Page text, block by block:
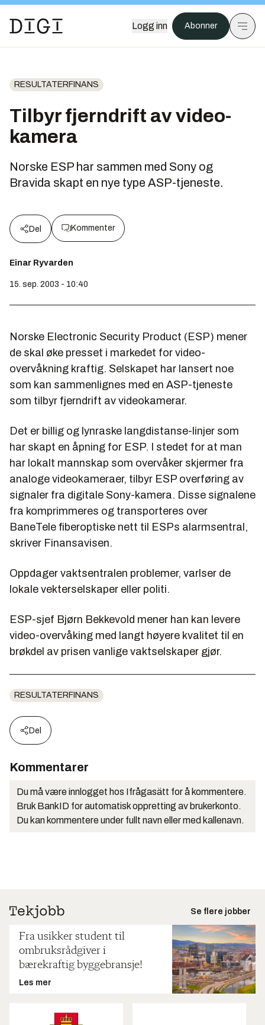
Logg inn Abonner
RESULTATERFINANS
Tilbyr fjerndrift av video-
kamera
Norske ESP har sammen med Sony og
Bravida skapt en nye type ASP-tjeneste.
Del Kommenter
Einar Ryvarden
15. sep. 2003 - 10:40
Norske Electronic Security Product (ESP) mener
de skal øke presset i markedet for video-
overvåkning kraftig. Selskapet har lansert noe
som kan sammenlignes med en ASP-tjeneste
som tilbyr fjerndrift av videokamerar.
Det er billig og lynraske langdistanse-linjer som
har skapt en åpning for ESP. I stedet for at man
har lokalt mannskap som overvåker skjermer fra
analoge videokameraer, tilbyr ESP overføring av
signaler fra digitale Sony-kamera. Disse signalene
fra komprimmeres og transporteres over
BaneTele fiberoptiske nett til ESPs alarmsentral,
skriver Finansavisen.
Oppdager vaktsentralen problemer, varlser de
lokale vekterselskaper eller politi.
ESP-sjef Bjørn Bekkevold mener han kan levere
video-overvåking med langt høyere kvalitet til en
brøkdel av prisen vanlige vaktselskaper gjør.
RESULTATERFINANS
Del
Kommentarer
Du må være innlogget hos Ifrågasätt for å kommentere.
Bruk BankID for automatisk oppretting av brukerkonto.
Du kan kommentere under fullt navn eller med kallenavn.
Se flere jobber
Fra usikker student til
ombruksrådgiver i
bærekraftig byggebransje!
Les mer